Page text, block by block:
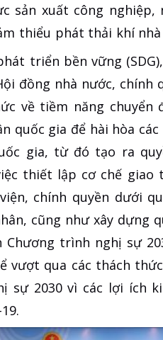
sản xuất công nghiệp,
thiểu phát thải khí
triển bền vững
đồng nhà nước,
về tiềm năng
quốc gia để hài hòa
gia, từ đó tạo ra
thiết lập cơ chế giao
chính quyền dưới
cũng như xây dựng
Chương trình nghị sự
vượt qua các thách
sự 2030 vì các lợi ích